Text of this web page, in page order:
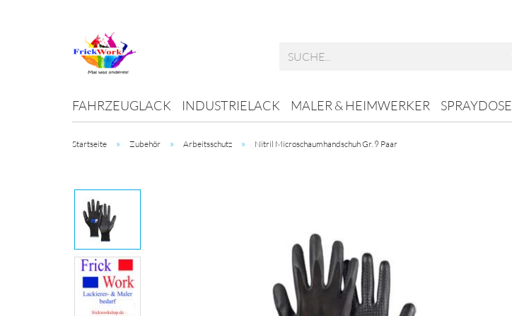
FAHRZEUGLACK INDUSTRIELACK MALER & HEIMWERKER SPRAYDOSE
Startseite » Zubehör » Arbeitsschutz » Nitril Microschaumhandschuh Gr. 9 Paar